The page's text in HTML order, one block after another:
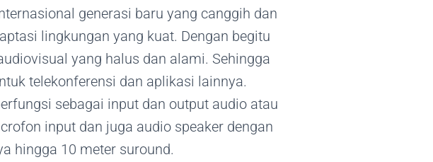
generasi baru yang canggih dan
lingkungan yang kuat. Dengan begitu
yang halus dan alami. Sehingga
telekonferensi dan aplikasi lainnya.
sebagai input dan output audio atau
input dan juga audio speaker dengan
hingga 10 meter suround.